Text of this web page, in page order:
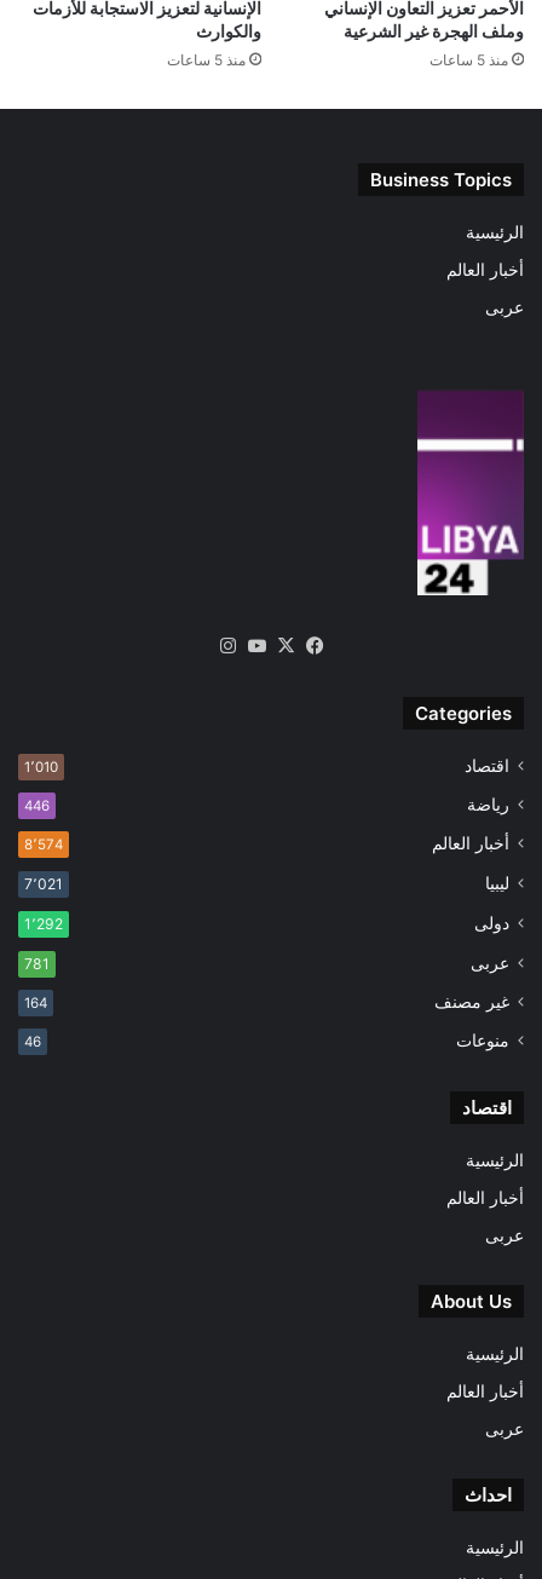
الأحمر تعزيز التعاون الإنساني
وملف الهجرة غير الشرعية
منذ 5 ساعات
الإنسانية لتعزيز الاستجابة للأزمات
والكوارث
منذ 5 ساعات
Business Topics
الرئيسية
أخبار العالم
عربى
فيسبوك
‫X
‫YouTube
Categories
اقتصاد 1٬010
رياضة 446
أخبار العالم 8٬574
ليبيا 7٬021
دولى 1٬292
عربى 781
غير مصنف 164
منوعات 46
اقتصاد
الرئيسية
أخبار العالم
عربى
About Us
الرئيسية
أخبار العالم
عربى
احداث
الرئيسية